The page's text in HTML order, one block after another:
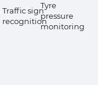
Traffic sign
recognition
Tyre
pressure
monitoring